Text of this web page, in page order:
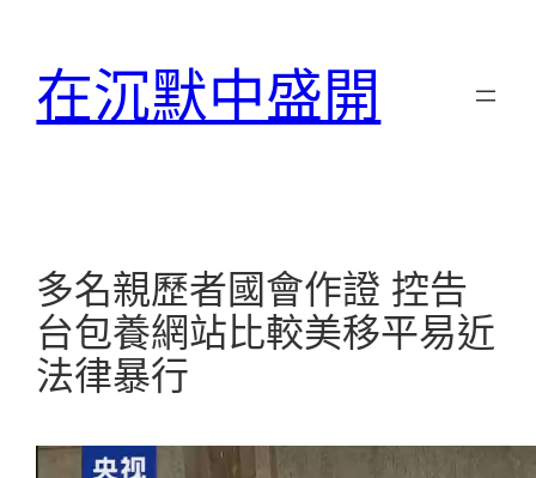
在沉默中盛開
多名親歷者國會作證 控告
台包養網站比較美移平易近
法律暴行